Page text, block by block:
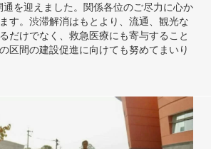
を迎えました。関係各位のご尽力に心か
す。渋滞解消はもとより、流通、観光な
だけでなく、救急医療にも寄与すること
区間の建設促進に向けても努めてまいり